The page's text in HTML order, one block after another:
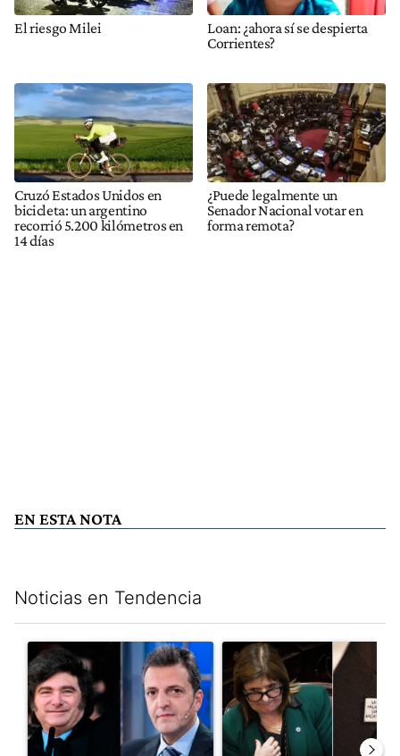
El riesgo Milei
Loan: ¿ahora sí se despierta
Corrientes?
Cruzó Estados Unidos en
bicicleta: un argentino
recorrió 5.200 kilómetros en
14 días
¿Puede legalmente un
Senador Nacional votar en
forma remota?
EN ESTA NOTA
Noticias en Tendencia
Un artículo de tendencia con el título "Los gobernadores
Un artículo de tendencia con